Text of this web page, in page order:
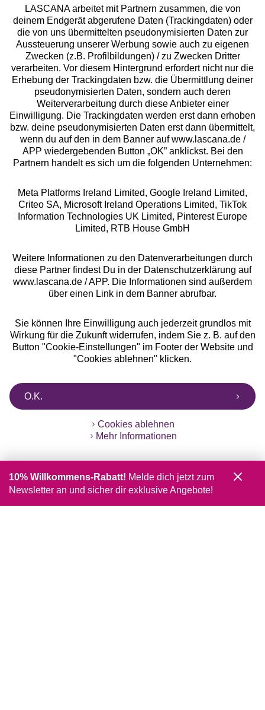
Services
Beratung
Über uns
Rechtliches
Alle Preise inkl. MwSt., zzgl.
Versandkosten
** Bonität vorausgesetzt, berechtigt zur Bonitätsprüfung
LASCANA arbeitet mit Partnern zusammen, die von
deinem Endgerät abgerufene Daten (Trackingdaten) oder
die von uns übermittelten pseudonymisierten Daten zur
Aussteuerung unserer Werbung sowie auch zu eigenen
Zwecken (z.B. Profilbildungen) / zu Zwecken Dritter
verarbeiten. Vor diesem Hintergrund erfordert nicht nur die
Erhebung der Trackingdaten bzw. die Übermittlung deiner
pseudonymisierten Daten, sondern auch deren
Weiterverarbeitung durch diese Anbieter einer
Einwilligung. Die Trackingdaten werden erst dann erhoben
bzw. deine pseudonymisierten Daten erst dann übermittelt,
wenn du auf den in dem Banner auf www.lascana.de /
APP wiedergebenden Button „OK” anklickst. Bei den
Partnern handelt es sich um die folgenden Unternehmen:
Meta Platforms Ireland Limited, Google Ireland Limited,
Criteo SA, Microsoft Ireland Operations Limited, TikTok
Information Technologies UK Limited, Pinterest Europe
Limited, RTB House GmbH
Weitere Informationen zu den Datenverarbeitungen durch
diese Partner findest Du in der Datenschutzerklärung auf
www.lascana.de / APP. Die Informationen sind außerdem
über einen Link in dem Banner abrufbar.
Sie können Ihre Einwilligung auch jederzeit grundlos mit
Wirkung für die Zukunft widerrufen, indem Sie z. B. auf den
Button "Cookie-Einstellungen" im Footer der Website und
"Cookies ablehnen" klicken.
O.K.
Cookies ablehnen
Mehr Informationen
10% Willkommens-Rabatt! Melde dich jetzt zum
Newsletter an und sicher dir exklusive Angebote!